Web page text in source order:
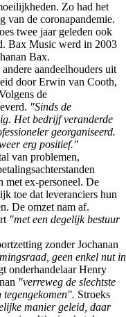
Zo had het
van de coronapandemie.
twee jaar geleden ook
Bax Music werd in 2003
Bax.
aandeelhouders uit
door Erwin van Cooth,
de
"Sinds de
Het bedrijf veranderde
georganiseerd.
erg positief."
van problemen,
met ex-personeel. De
toe dat leveranciers hun
De omzet nam af.
"met een degelijk bestuur
zonder Jochanan
geen enkel nut in
onderhandelaar Henry
"verreweg de slechtste
Stroeks
manier geleid, daar